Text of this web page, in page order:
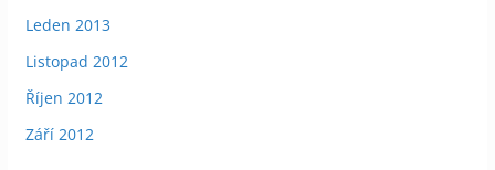
Leden 2013
Listopad 2012
Říjen 2012
Září 2012